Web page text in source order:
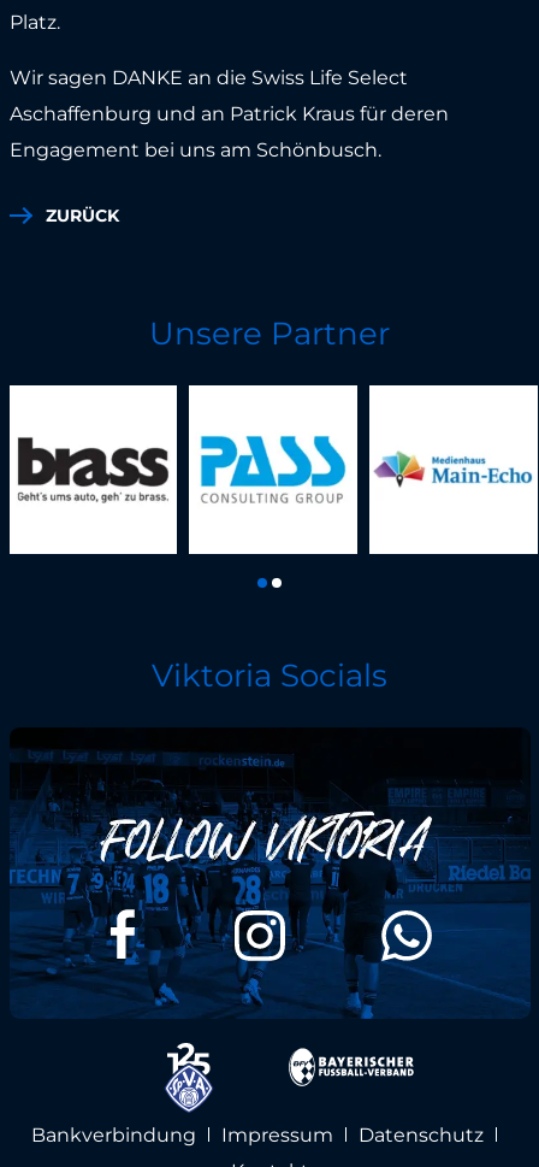
Platz.
Wir sagen DANKE an die Swiss Life Select
Aschaffenburg und an Patrick Kraus für deren
Engagement bei uns am Schönbusch.
ZURÜCK
Unsere Partner
Viktoria Socials
Bankverbindung Impressum
Datenschutz